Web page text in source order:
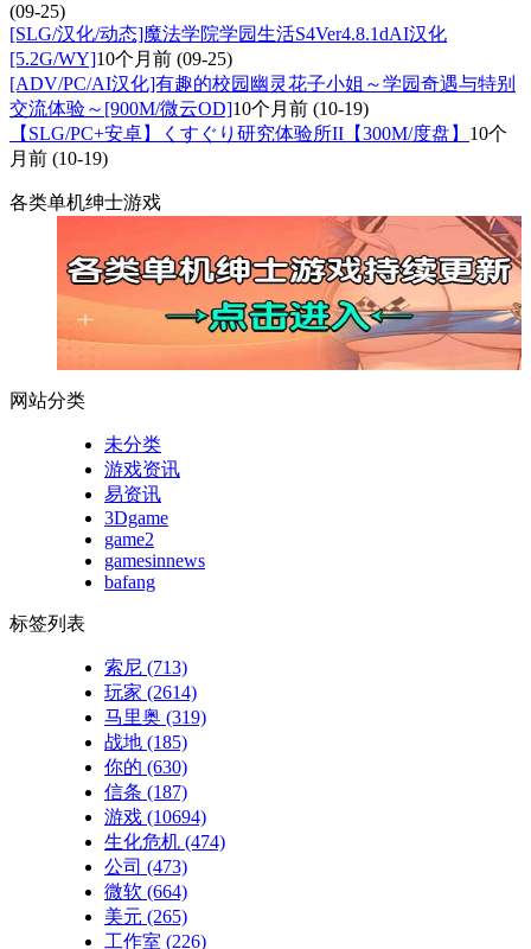
(09-25)
[SLG/汉化/动态]魔法学院学园生活S4Ver4.8.1dAI汉化
[5.2G/WY]10个月前 (09-25)
[ADV/PC/AI汉化]有趣的校园幽灵花子小姐～学园奇遇与特别
交流体验～[900M/微云OD]10个月前 (10-19)
【SLG/PC+安卓】くすぐり研究体验所II【300M/度盘】 10个
月前 (10-19)
各类单机绅士游戏
网站分类
未分类
游戏资讯
易资讯
3Dgame
game2
gamesinnews
bafang
标签列表
索尼 (713)
玩家 (2614)
马里奥 (319)
战地 (185)
你的 (630)
信条 (187)
游戏 (10694)
生化危机 (474)
公司 (473)
微软 (664)
美元 (265)
工作室 (226)